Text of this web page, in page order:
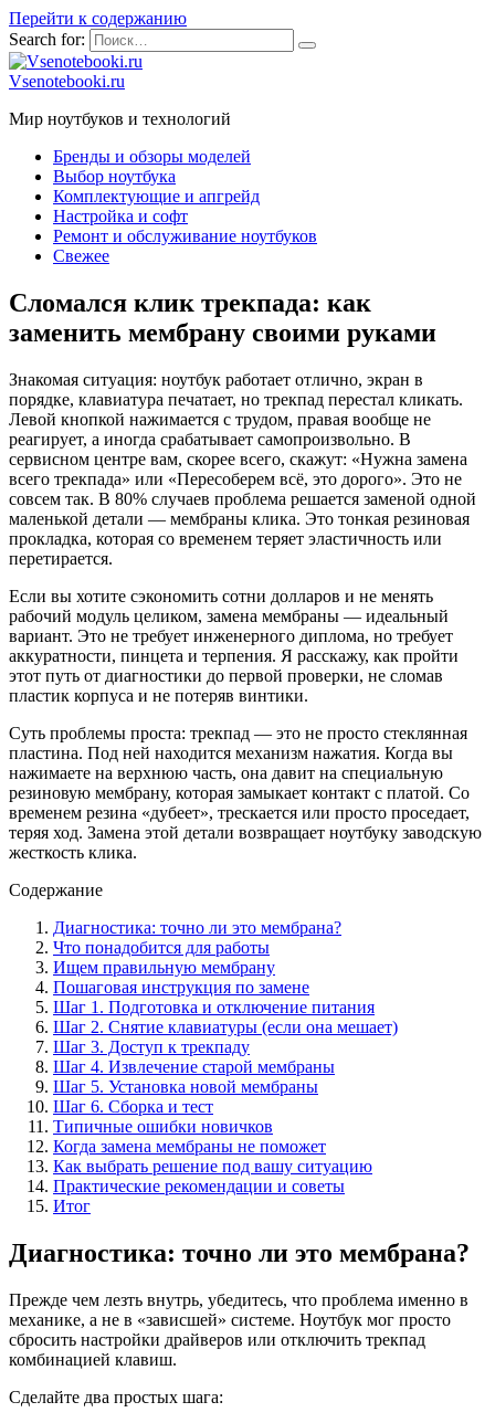
Перейти к содержанию
Search for:
Vsenotebooki.ru
Мир ноутбуков и технологий
Бренды и обзоры моделей
Выбор ноутбука
Комплектующие и апгрейд
Настройка и софт
Ремонт и обслуживание ноутбуков
Свежее
Сломался клик трекпада: как
заменить мембрану своими руками
Знакомая ситуация: ноутбук работает отлично, экран в
порядке, клавиатура печатает, но трекпад перестал кликать.
Левой кнопкой нажимается с трудом, правая вообще не
реагирует, а иногда срабатывает самопроизвольно. В
сервисном центре вам, скорее всего, скажут: «Нужна замена
всего трекпада» или «Пересоберем всё, это дорого». Это не
совсем так. В 80% случаев проблема решается заменой одной
маленькой детали — мембраны клика. Это тонкая резиновая
прокладка, которая со временем теряет эластичность или
перетирается.
Если вы хотите сэкономить сотни долларов и не менять
рабочий модуль целиком, замена мембраны — идеальный
вариант. Это не требует инженерного диплома, но требует
аккуратности, пинцета и терпения. Я расскажу, как пройти
этот путь от диагностики до первой проверки, не сломав
пластик корпуса и не потеряв винтики.
Суть проблемы проста: трекпад — это не просто стеклянная
пластина. Под ней находится механизм нажатия. Когда вы
нажимаете на верхнюю часть, она давит на специальную
резиновую мембрану, которая замыкает контакт с платой. Со
временем резина «дубеет», трескается или просто проседает,
теряя ход. Замена этой детали возвращает ноутбуку заводскую
жесткость клика.
Содержание
Диагностика: точно ли это мембрана?
Что понадобится для работы
Ищем правильную мембрану
Пошаговая инструкция по замене
Шаг 1. Подготовка и отключение питания
Шаг 2. Снятие клавиатуры (если она мешает)
Шаг 3. Доступ к трекпаду
Шаг 4. Извлечение старой мембраны
Шаг 5. Установка новой мембраны
Шаг 6. Сборка и тест
Типичные ошибки новичков
Когда замена мембраны не поможет
Как выбрать решение под вашу ситуацию
Практические рекомендации и советы
Итог
Диагностика: точно ли это мембрана?
Прежде чем лезть внутрь, убедитесь, что проблема именно в
механике, а не в «зависшей» системе. Ноутбук мог просто
сбросить настройки драйверов или отключить трекпад
комбинацией клавиш.
Сделайте два простых шага: